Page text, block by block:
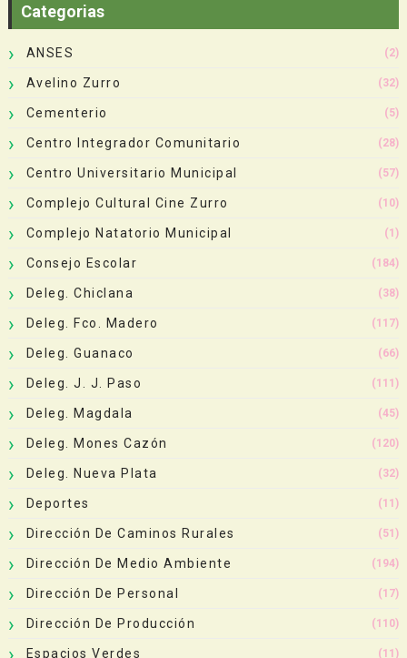
Categorias
ANSES (2)
Avelino Zurro (32)
Cementerio (5)
Centro Integrador Comunitario (28)
Centro Universitario Municipal (57)
Complejo Cultural Cine Zurro (10)
Complejo Natatorio Municipal (1)
Consejo Escolar (184)
Deleg. Chiclana (38)
Deleg. Fco. Madero (117)
Deleg. Guanaco (66)
Deleg. J. J. Paso (111)
Deleg. Magdala (45)
Deleg. Mones Cazón (120)
Deleg. Nueva Plata (32)
Deportes (11)
Dirección De Caminos Rurales (51)
Dirección De Medio Ambiente (194)
Dirección De Personal (17)
Dirección De Producción (110)
Espacios Verdes (11)